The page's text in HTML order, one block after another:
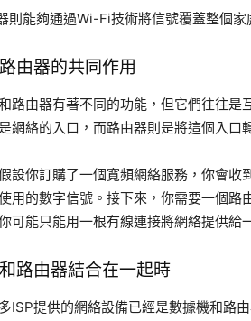
則能夠通過Wi-Fi技術將信號覆蓋整個
由器的共同作用
路由器有著不同的功能，但它們往往
網絡的入口，而路由器則是將這個入口
設你訂購了一個寬頻網絡服務，你會
用的數字信號。接下來，你需要一個
可能只能用一根有線連接將網絡提供給
路由器結合在一起時
ISP提供的網絡設備已經是數據機和路